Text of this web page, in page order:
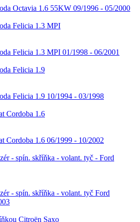
Octavia 1.6 55KW 09/1996 - 05/2000
Felicia 1.3 MPI
Felicia 1.3 MPI 01/1998 - 06/2001
Felicia 1.9
Felicia 1.9 10/1994 - 03/1998
Cordoba 1.6
Cordoba 1.6 06/1999 - 10/2002
- spín. skříňka - volant. tyč - Ford
- spín. skříňka - volant. tyč Ford
Citroën Saxo